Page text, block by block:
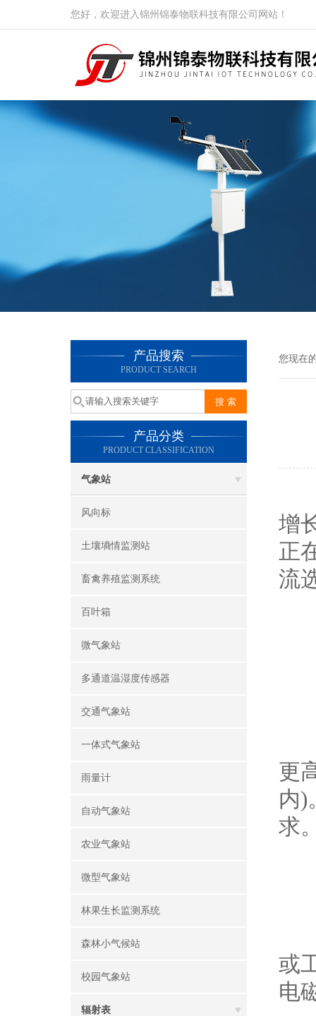
您好，欢迎进入锦州锦泰物联科技有限公司网站！
产品搜索
PRODUCT SEARCH
产品分类
PRODUCT CLASSIFICATION
气象站
风向标
土壤墒情监测站
畜禽养殖监测系统
百叶箱
微气象站
多通道温湿度传感器
交通气象站
一体式气象站
雨量计
自动气象站
农业气象站
微型气象站
林果生长监测系统
森林小气候站
校园气象站
辐射表
您现在
增
正
流
更
内)
求
或
电